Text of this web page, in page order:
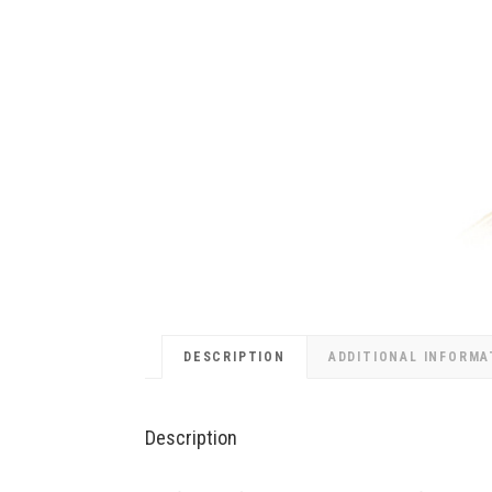
DESCRIPTION ADDITIONAL
Description